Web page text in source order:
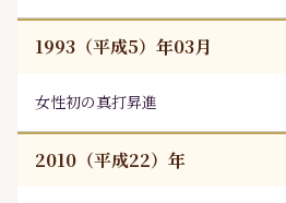
1993（平成5）年03月
女性初の真打昇進
2010（平成22）年